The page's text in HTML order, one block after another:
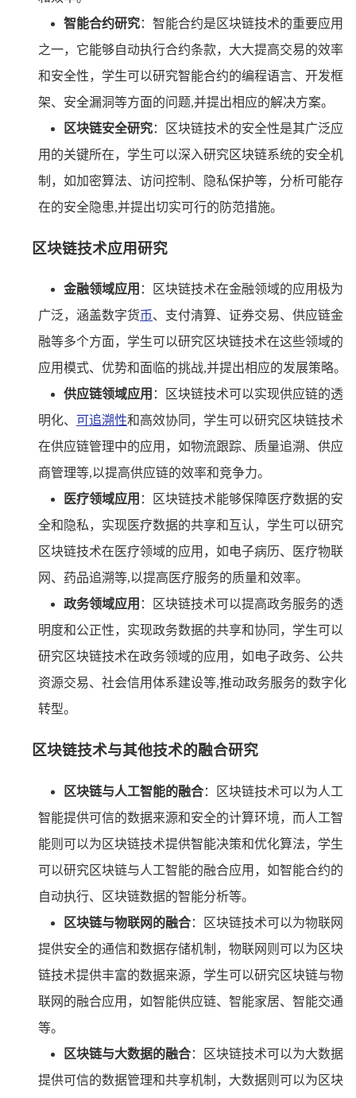
智能合约研究：智能合约是区块链技术的重要应用
之一，它能够自动执行合约条款，大大提高交易的效率
和安全性，学生可以研究智能合约的编程语言、开发框
架、安全漏洞等方面的问题,并提出相应的解决方案。
区块链安全研究：区块链技术的安全性是其广泛应
用的关键所在，学生可以深入研究区块链系统的安全机
制，如加密算法、访问控制、隐私保护等，分析可能存
在的安全隐患,并提出切实可行的防范措施。
区块链技术应用研究
金融领域应用 ：区块链技术在金融领域的应用极为
广泛，涵盖数字货币、支付清算、证券交易、供应链金
融等多个方面，学生可以研究区块链技术在这些领域的
应用模式、优势和面临的挑战,并提出相应的发展策略。
供应链领域应用 ：区块链技术可以实现供应链的透
明化、 可追溯性和高效协同，学生可以研究区块链技术
在供应链管理中的应用，如物流跟踪、质量追溯、供应
商管理等,以提高供应链的效率和竞争力。
医疗领域应用 ：区块链技术能够保障医疗数据的安
全和隐私，实现医疗数据的共享和互认，学生可以研究
区块链技术在医疗领域的应用，如电子病历、医疗物联
网、药品追溯等,以提高医疗服务的质量和效率。
政务领域应用 ：区块链技术可以提高政务服务的透
明度和公正性，实现政务数据的共享和协同，学生可以
研究区块链技术在政务领域的应用，如电子政务、公共
资源交易、社会信用体系建设等,推动政务服务的数字化
转型。
区块链技术与其他技术的融合研究
区块链与人工智能的融合：区块链技术可以为人工
智能提供可信的数据来源和安全的计算环境，而人工智
能则可以为区块链技术提供智能决策和优化算法，学生
可以研究区块链与人工智能的融合应用，如智能合约的
自动执行、区块链数据的智能分析等。
区块链与物联网的融合：区块链技术可以为物联网
提供安全的通信和数据存储机制，物联网则可以为区块
链技术提供丰富的数据来源，学生可以研究区块链与物
联网的融合应用，如智能供应链、智能家居、智能交通
等。
区块链与大数据的融合：区块链技术可以为大数据
提供可信的数据管理和共享机制，大数据则可以为区块